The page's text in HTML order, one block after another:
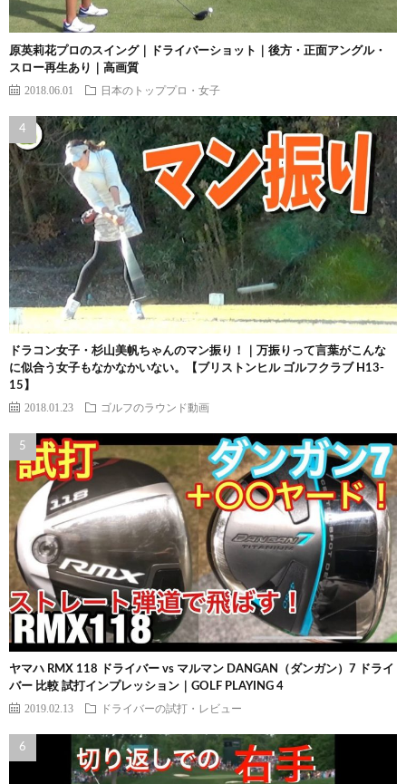
原英莉花プロのスイング｜ドライバーショット｜後方・正面アングル・
スロー再生あり｜高画質
2018.06.01 日本のトッププロ・女子
ドラコン女子・杉山美帆ちゃんのマン振り！｜万振りって言葉がこんな
に似合う女子もなかなかいない。【ブリストンヒル ゴルフクラブ H13-
15】
2018.01.23 ゴルフのラウンド動画
ヤマハ RMX 118 ドライバー vs マルマン DANGAN（ダンガン）7 ドライ
バー 比較 試打インプレッション｜GOLF PLAYING 4
2019.02.13 ドライバーの試打・レビュー